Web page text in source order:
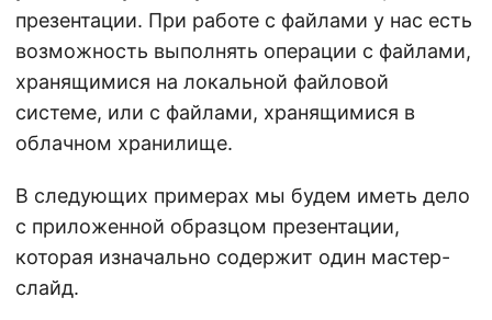
презентации. При работе с файлами у нас есть
возможность выполнять операции с файлами,
хранящимися на локальной файловой
системе, или с файлами, хранящимися в
облачном хранилище.
В следующих примерах мы будем иметь дело
с приложенной образцом презентации,
которая изначально содержит один мастер-
слайд.